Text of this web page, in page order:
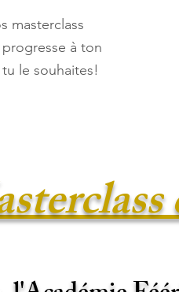
masterclass
à ton
le souhaites!